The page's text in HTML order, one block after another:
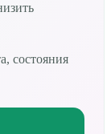
состояния